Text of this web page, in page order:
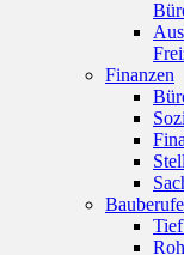
Finanzen
Bauberufe